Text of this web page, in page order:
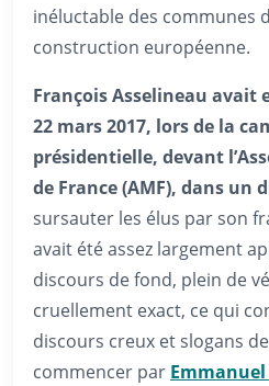
inéluctable des communes
construction européenne.
François Asselineau avait
22 mars 2017, lors de la
présidentielle, devant
de France (AMF), dans un
sursauter les élus par son
avait été assez largement
discours de fond, plein de
cruellement exact, ce qui
discours creux et slogans
commencer par